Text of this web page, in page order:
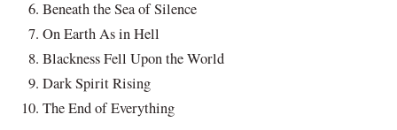
Beneath the Sea of Silence
On Earth As in Hell
Blackness Fell Upon the World
Dark Spirit Rising
The End of Everything